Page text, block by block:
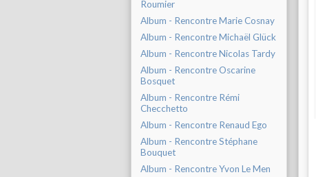
Roumier
Album - Rencontre Marie Cosnay
Album - Rencontre Michaël Glück
Album - Rencontre Nicolas Tardy
Album - Rencontre Oscarine
Bosquet
Album - Rencontre Rémi
Checchetto
Album - Rencontre Renaud Ego
Album - Rencontre Stéphane
Bouquet
Album - Rencontre Yvon Le Men